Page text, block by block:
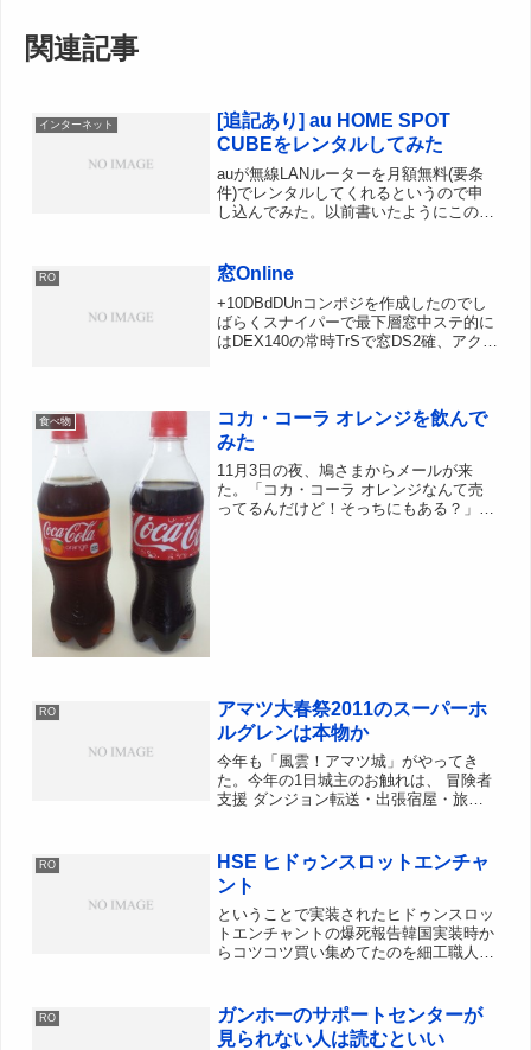
関連記事
インターネット
[追記あり] au HOME SPOT
CUBEをレンタルしてみた
auが無線LANルーターを月額無料(要条
件)でレンタルしてくれるというので申
し込んでみた。以前書いたようにこの間
ホを利用しており自宅がWinHighSpeed
の...
RO 窓Online
+10DBdDUnコンポジを作成したのでし
ばらくスナイパーで最下層窓中ステ的に
はDEX140の常時TrSで窓DS2確、アクラ
食べ物
コカ・コーラ オレンジを飲んで
みた
11月3日の夜、鳩さまからメールが来
た。「コカ・コーラ オレンジなんて売
ってるんだけど！そっちにもある？」な
RO
アマツ大春祭2011のスーパーホ
ルグレンは本物か
今年も「風雲！アマツ城」がやってき
た。今年の1日城主のお触れは、 冒険者
支援 ダンジョン転送・出張宿屋・旅の
ツに出張しているホルグレンが、本気を
だします！ エンチャン...
RO
HSE ヒドゥンスロットエンチャ
ント
ということで実装されたヒドゥンスロッ
トエンチャントの爆死報告韓国実装時か
らコツコツ買い集めてたのを細工職人姉
は Dex+3 もしくは Luk+3 の ロードク...
RO
ガンホーのサポートセンターが
見られない人は読むといい